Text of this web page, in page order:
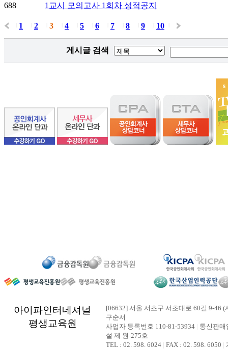
688
1교시 모의고사 1회차 성적공지
1 2 3 4 5 6 7 8 9 10
게시글 검색
아이파인터네셔널
평생교육원
[06632] 서울 서초구 서초대로 60길 9-46
구순서
사업자 등록번호 110-81-53934
통신판
설 제 원-275호
TEL : 02. 598. 6024 FAX : 02. 598. 6050